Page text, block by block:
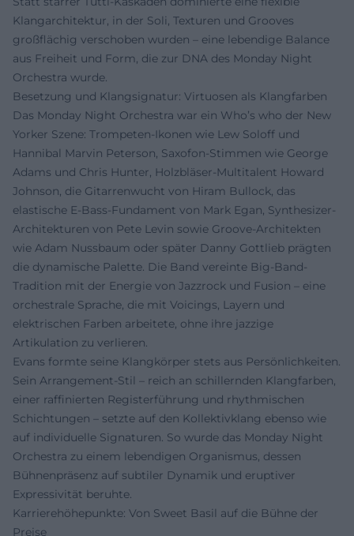
Klangarchitektur, in der Soli, Texturen und Grooves
großflächig verschoben wurden – eine lebendige Balance
aus Freiheit und Form, die zur DNA des Monday Night
Orchestra wurde.
Besetzung und Klangsignatur: Virtuosen als Klangfarben
Das Monday Night Orchestra war ein Who’s who der New
Yorker Szene: Trompeten-Ikonen wie Lew Soloff und
Hannibal Marvin Peterson, Saxofon-Stimmen wie George
Adams und Chris Hunter, Holzbläser-Multitalent Howard
Johnson, die Gitarrenwucht von Hiram Bullock, das
elastische E-Bass-Fundament von Mark Egan, Synthesizer-
Architekturen von Pete Levin sowie Groove-Architekten
wie Adam Nussbaum oder später Danny Gottlieb prägten
die dynamische Palette. Die Band vereinte Big-Band-
Tradition mit der Energie von Jazzrock und Fusion – eine
orchestrale Sprache, die mit Voicings, Layern und
elektrischen Farben arbeitete, ohne ihre jazzige
Artikulation zu verlieren.
Evans formte seine Klangkörper stets aus Persönlichkeiten.
Sein Arrangement-Stil – reich an schillernden Klangfarben,
einer raffinierten Registerführung und rhythmischen
Schichtungen – setzte auf den Kollektivklang ebenso wie
auf individuelle Signaturen. So wurde das Monday Night
Orchestra zu einem lebendigen Organismus, dessen
Bühnenpräsenz auf subtiler Dynamik und eruptiver
Expressivität beruhte.
Karrierehöhepunkte: Von Sweet Basil auf die Bühne der
Preise